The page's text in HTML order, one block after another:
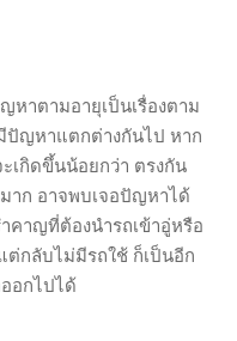
หาตามอายุเป็นเรื่องตาม
ปัญหาแตกต่างกันไป หาก
เกิดขึ้นน้อยกว่า ตรงกัน
ก อาจพบเจอปัญหาได้
คาญที่ต้องนำรถเข้าอู่หรือ
ต่กลับไม่มีรถใช้ ก็เป็นอีก
อกไปได้